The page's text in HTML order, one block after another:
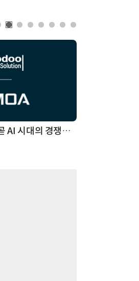
체계화 된 데이터가 곧 AI 시대의 경쟁력이다